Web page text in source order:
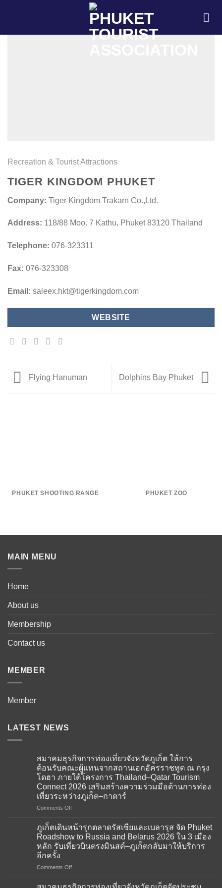
Recreation & Tourist Attractions
TIGER KINGDOM PHUKET
Company: Tiger Kingdom Trakarn Co.,Ltd.
Address: 118/88 Moo. 7 Kathu, Phuket 83120 Thailand
Telephone: 076-323311
Fax: 076-323308
Email: saleex.hkt@tigerkingdom.com
WEBSITE
Flying Hanuman Dolphins Bay Phuket
PHUKET SHOOTING RANGE PHUKET ZOO
MAIN MENU
Home
About us
Membership
Contact us
MEMBER
Member
LATEST NEWS
สมาคมธุรกิจการท่องเที่ยวจังหวัดภูเก็ต ให้การ
ต้อนรับคณะผู้แทนจากสถานเอกอัครราชทูต ณ กรุง
โดฮา ภายใต้โครงการ Thailand–Qatar Tourism
Connect 2026 เสริมสร้างความร่วมมือด้านการท่อง
เที่ยวระหว่างภูเก็ต–กาตาร์
Comments Offon
ธุรกิจ
ท่อง
เที่ยว
ภูเก็ต
ต้อนรับ
ภูเก็ตเดินหน้ารุกตลาดรัสเซียและเบลารุส จัด Phuket
Roadshow to Russia and Belarus 2026 ใน 3 เมือง
หลัก รับเที่ยวบินตรงมินสค์–ภูเก็ตกลับมาให้บริการ
อีกครั้ง
Comments Offon
เดิน